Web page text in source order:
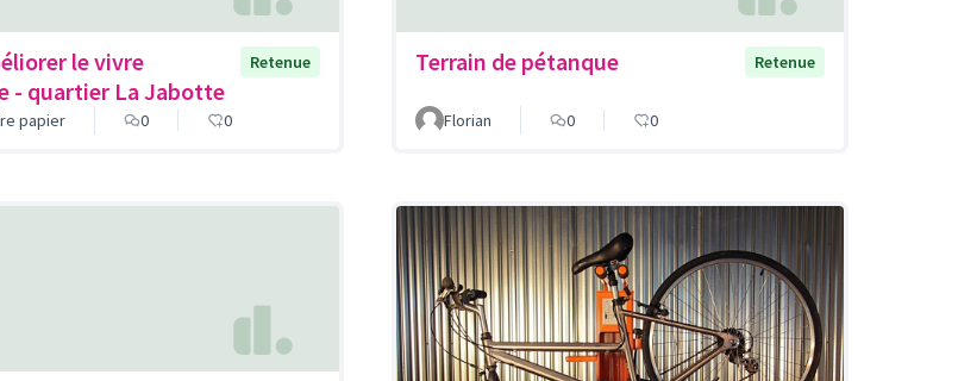
le vivre
- quartier La Jabotte
Retenue
papier 0 0
Terrain de pétanque Retenue
Florian 0 0